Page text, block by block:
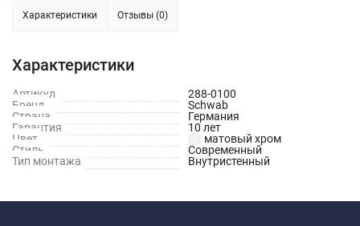
Характеристики Отзывы (0)
Характеристики
Артикул
288-0100
Бренд
Schwab
Страна
Германия
Гарантия
10 лет
Цвет
матовый хром
Стиль
Современный
Тип монтажа
Внутристенный